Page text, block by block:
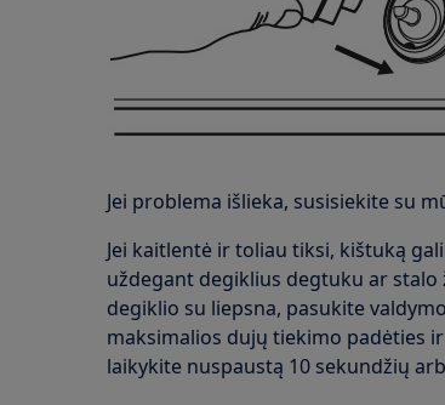
Jei problema išlieka, susisiekite su
Jei kaitlentė ir toliau tiksi, kištuką
uždegant degiklius degtuku ar
degiklio su liepsna, pasukite
maksimalios dujų tiekimo padėties
laikykite nuspaustą 10 sekundžių